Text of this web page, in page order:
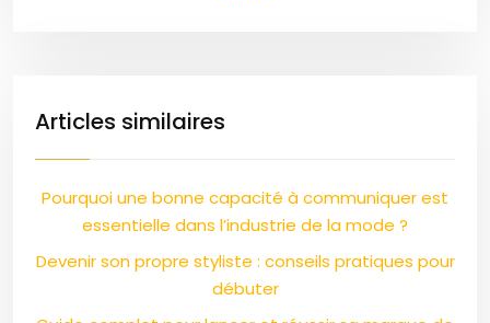
Articles similaires
Pourquoi une bonne capacité à communiquer est
essentielle dans l’industrie de la mode ?
Devenir son propre styliste : conseils pratiques pour
débuter